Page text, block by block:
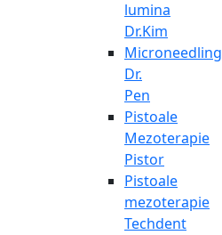
lumina
Dr.Kim
Microneedling
Dr.
Pen
Pistoale
Mezoterapie
Pistor
Pistoale
mezoterapie
Techdent